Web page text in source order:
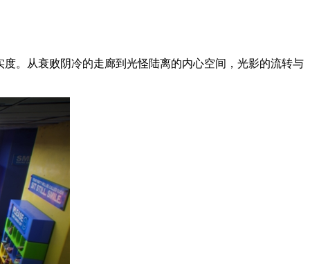
。从衰败阴冷的走廊到光怪陆离的内心空间，光影的流转与